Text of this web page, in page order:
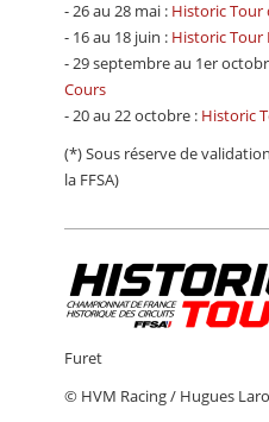
- 26 au 28 mai : Historic Tour
- 16 au 18 juin : Historic Tour
- 29 septembre au 1er
Cours
- 20 au 22 octobre : Historic
(*) Sous réserve de
la FFSA)
Furet
© HVM Racing / Hugues